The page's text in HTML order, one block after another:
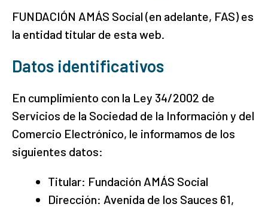
FUNDACIÓN AMÁS Social (en adelante, FAS) es
la entidad titular de esta web.
Datos identificativos
En cumplimiento con la Ley 34/2002 de
Servicios de la Sociedad de la Información y del
Comercio Electrónico, le informamos de los
siguientes datos:
Titular: Fundación AMÁS Social
Dirección: Avenida de los Sauces 61,